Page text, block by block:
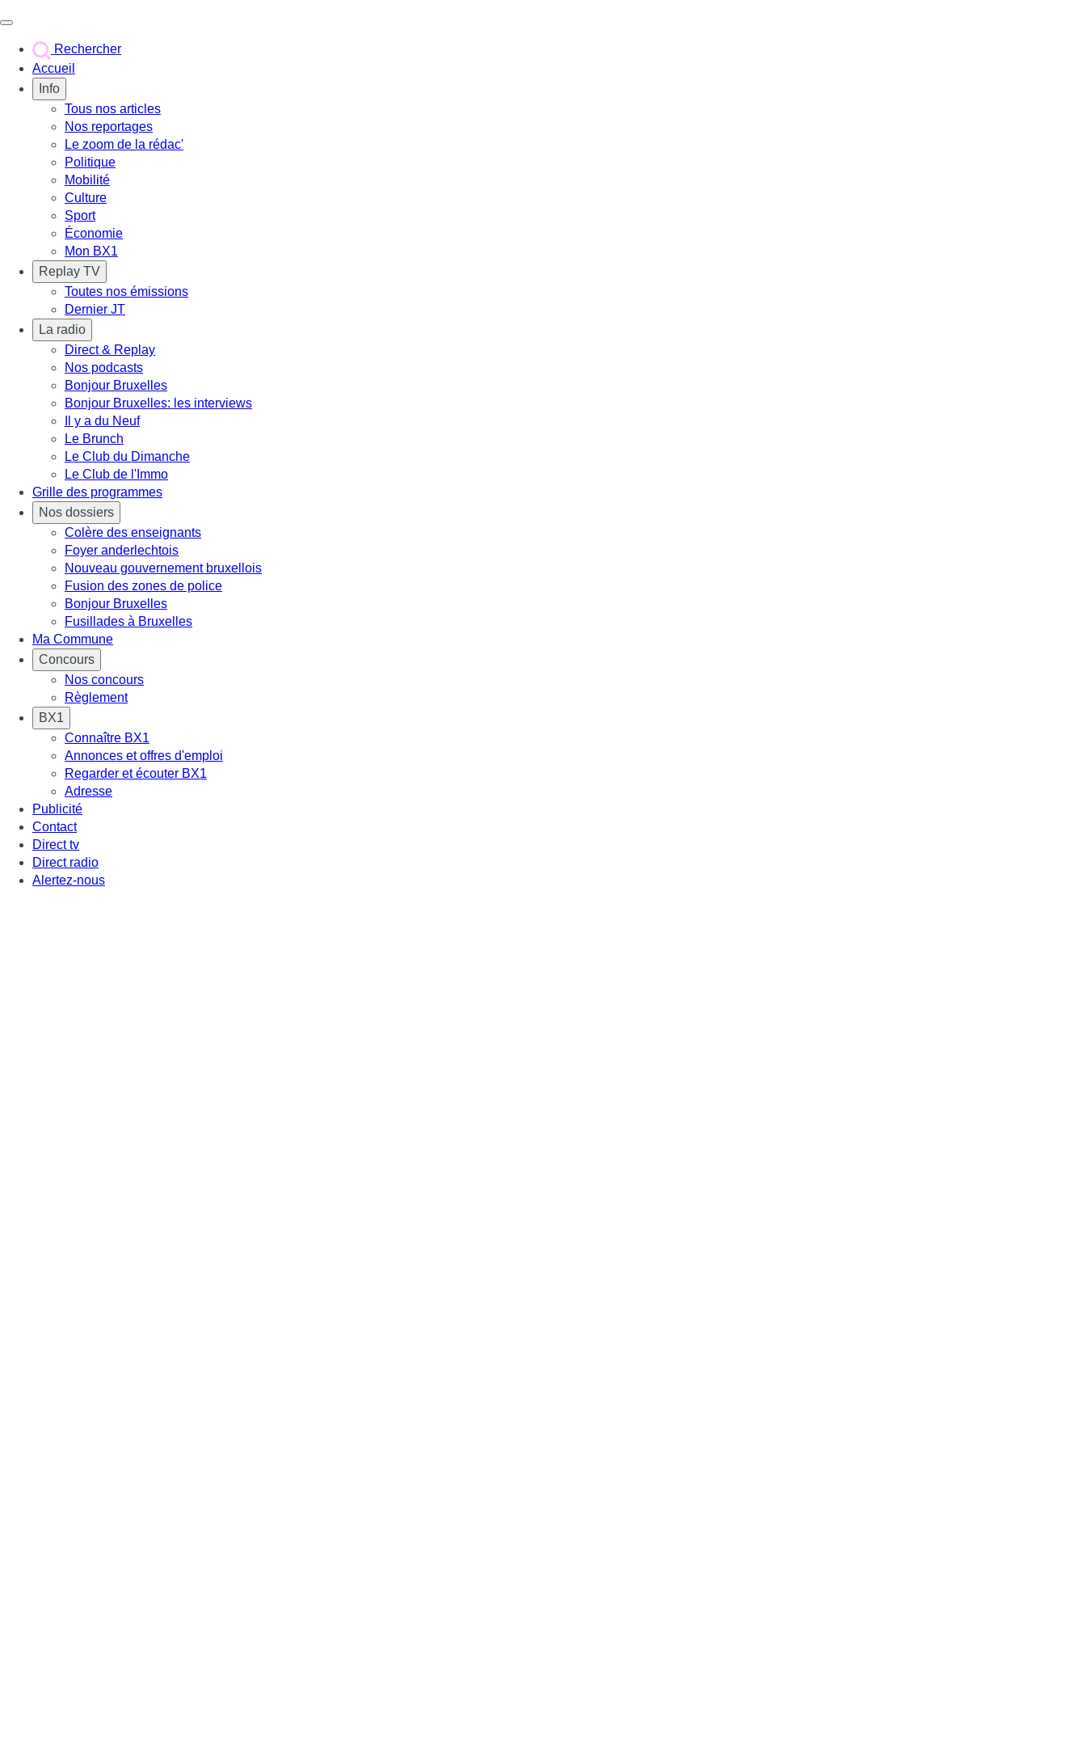
Rechercher
Accueil
Info
Tous nos articles
Nos reportages
Le zoom de la rédac'
Politique
Mobilité
Culture
Sport
Économie
Mon BX1
Replay TV
Toutes nos émissions
Dernier JT
La radio
Direct & Replay
Nos podcasts
Bonjour Bruxelles
Bonjour Bruxelles: les interviews
Il y a du Neuf
Le Brunch
Le Club du Dimanche
Le Club de l'Immo
Grille des programmes
Nos dossiers
Colère des enseignants
Foyer anderlechtois
Nouveau gouvernement bruxellois
Fusion des zones de police
Bonjour Bruxelles
Fusillades à Bruxelles
Ma Commune
Concours
Nos concours
Règlement
BX1
Connaître BX1
Annonces et offres d'emploi
Regarder et écouter BX1
Adresse
Publicité
Contact
Direct tv
Direct radio
Alertez-nous